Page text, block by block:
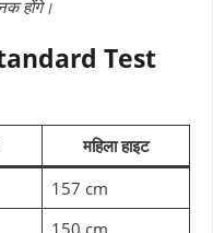
होंगे।
Test
महिला हाइट
157 cm
150 cm